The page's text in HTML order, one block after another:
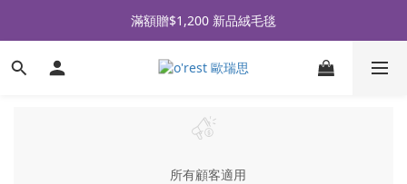
全品牌滿 $990免運｜會員買即贈〈 購物金 〉
滿額贈$1,200 新品絨毛毯
全品牌滿 $990免運｜會員買即贈〈 購物金 〉
所有顧客適用